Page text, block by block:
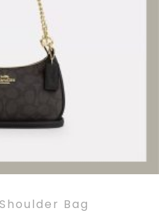
Shoulder Bag